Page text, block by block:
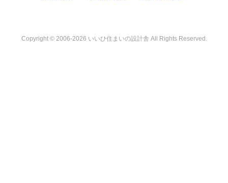
Copyright © 2006-2026 いいひ住まいの設計舎 All Rights Reserved.